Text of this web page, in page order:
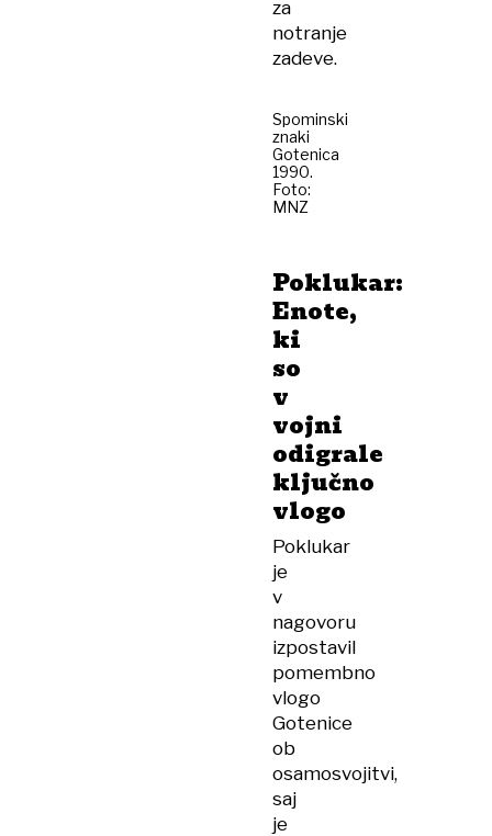
za
notranje
zadeve.
Spominski
znaki
Gotenica
1990.
Foto:
MNZ
Poklukar:
Enote,
ki
so
v
vojni
odigrale
ključno
vlogo
Poklukar
je
v
nagovoru
izpostavil
pomembno
vlogo
Gotenice
ob
osamosvojitvi,
saj
je